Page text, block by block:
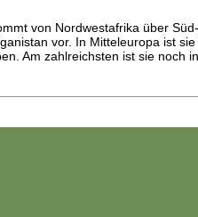
von Nordwestafrika über
vor. In Mitteleuropa ist
Am zahlreichsten ist sie noch